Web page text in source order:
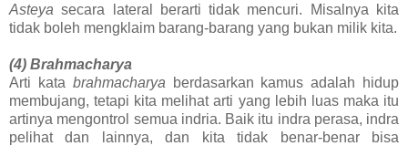
Asteyasecara lateral berarti tidak mencuri. Misalnya kita
tidak boleh mengklaim barang-barang yang bukan milik kita.
(4) Brahmacharya
Arti kata brahmacharya
berdasarkan kamus adalah hidup
membujang, tetapi kita melihat arti yang lebih luas maka itu
artinya mengontrol semua indria. Baik itu indra perasa, indra
pelihat dan lainnya, dan kita tidak benar-benar bisa